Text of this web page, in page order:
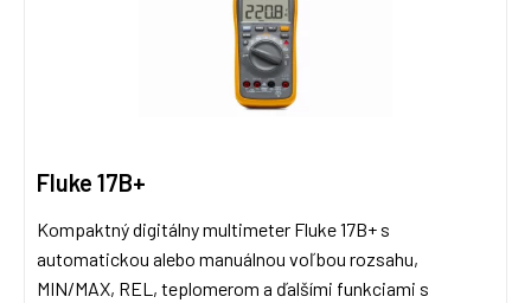
Fluke 17B+
Kompaktný digitálny multimeter Fluke 17B+ s
automatickou alebo manuálnou voľbou rozsahu,
MIN/MAX, REL, teplomerom a ďalšími funkciami s